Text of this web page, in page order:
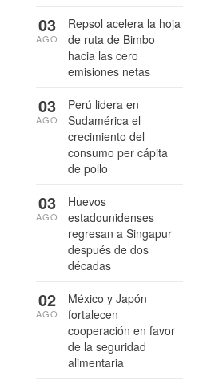
Repsol acelera la hoja
de ruta de Bimbo
hacia las cero
emisiones netas
03
AGO
Perú lidera en
Sudamérica el
crecimiento del
consumo per cápita
de pollo
03
AGO
Huevos
estadounidenses
regresan a Singapur
después de dos
décadas
03
AGO
México y Japón
fortalecen
cooperación en favor
de la seguridad
alimentaria
02
AGO